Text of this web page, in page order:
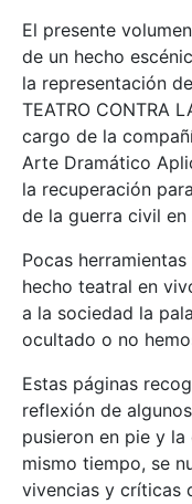
El presente
de un hecho
la representación
TEATRO CONTRA
cargo de la
Arte Dramático
la recuperación
de la guerra civil en
Pocas
hecho teatral en
a la sociedad la
ocultado o no
Estas páginas
reflexión de
pusieron en pie y
mismo tiempo, se
vivencias y críticas